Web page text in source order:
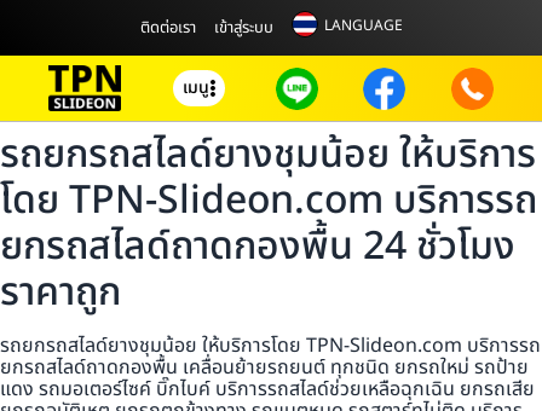
ติดต่อเรา เข้าสู่ระบบ LANGUAGE
เมนู
รถยกรถสไลด์ยางชุมน้อย ให้บริการ
โดย TPN-Slideon.com บริการรถ
ยกรถสไลด์ถาดกองพื้น 24 ชั่วโมง
ราคาถูก
รถยกรถสไลด์ยางชุมน้อย ให้บริการโดย TPN-Slideon.com บริการรถ
ยกรถสไลด์ถาดกองพื้น เคลื่อนย้ายรถยนต์ ทุกชนิด ยกรถใหม่ รถป้าย
แดง รถมอเตอร์ไซค์ บิ๊กไบค์ บริการรถสไลด์ช่วยเหลือฉุกเฉิน ยกรถเสีย